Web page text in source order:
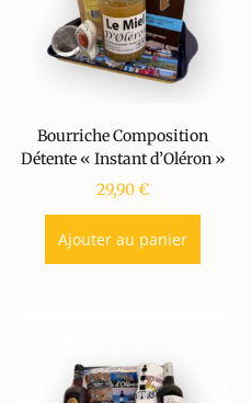
Bourriche Composition
Détente « Instant d’Oléron »
29,90€
Ajouter au panier